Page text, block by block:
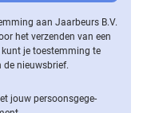
aan Jaarbeurs B.V.
het verzenden van een
je toestemming te
nieuwsbrief.
jouw per­soons­ge­ge­